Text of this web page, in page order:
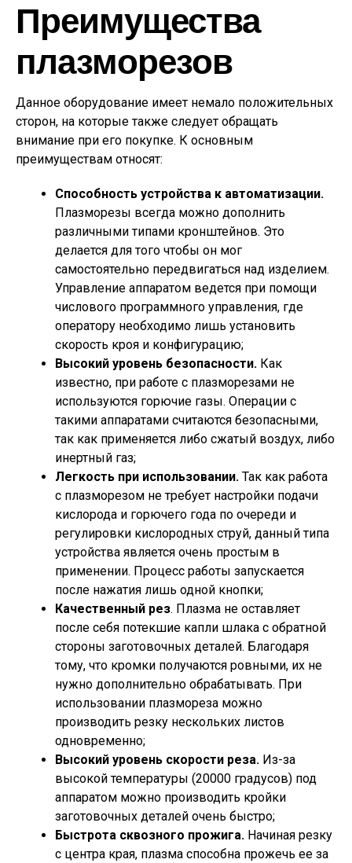
Преимущества
плазморезов
Данное оборудование имеет немало положительных
сторон, на которые также следует обращать
внимание при его покупке. К основным
преимуществам относят:
Способность устройства к автоматизации.
Плазморезы всегда можно дополнить
различными типами кронштейнов. Это
делается для того чтобы он мог
самостоятельно передвигаться над изделием.
Управление аппаратом ведется при помощи
числового программного управления, где
оператору необходимо лишь установить
скорость кроя и конфигурацию;
Высокий уровень безопасности. Как
известно, при работе с плазморезами не
используются горючие газы. Операции с
такими аппаратами считаются безопасными,
так как применяется либо сжатый воздух, либо
инертный газ;
Легкость при использовании. Так как работа
с плазморезом не требует настройки подачи
кислорода и горючего года по очереди и
регулировки кислородных струй, данный типа
устройства является очень простым в
применении. Процесс работы запускается
после нажатия лишь одной кнопки;
Качественный рез. Плазма не оставляет
после себя потекшие капли шлака с обратной
стороны заготовочных деталей. Благодаря
тому, что кромки получаются ровными, их не
нужно дополнительно обрабатывать. При
использовании плазмореза можно
производить резку нескольких листов
одновременно;
Высокий уровень скорости реза. Из-за
высокой температуры (20000 градусов) под
аппаратом можно производить кройки
заготовочных деталей очень быстро;
Быстрота сквозного прожига. Начиная резку
с центра края, плазма способна прожечь ее за